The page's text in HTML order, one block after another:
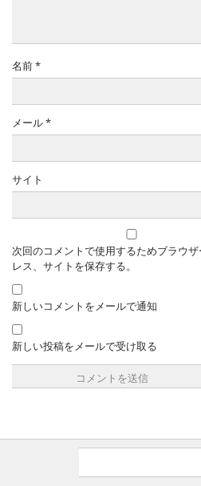
名前*
メール*
サイト
次回のコメントで使用するためブラウ
レス、サイトを保存する。
新しいコメントをメールで通知
新しい投稿をメールで受け取る